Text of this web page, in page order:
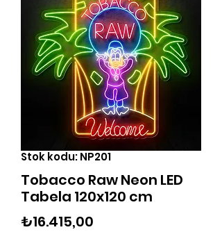
Stok kodu: NP201
Tobacco Raw Neon LED
Tabela 120x120 cm
₺16.415,00